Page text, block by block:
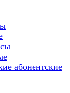
абонентские